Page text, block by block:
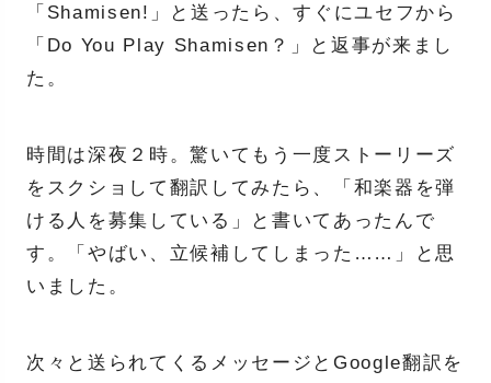
「Shamisen!」と送ったら、すぐにユセフから
「Do You Play Shamisen？」と返事が来まし
た。
時間は深夜２時。驚いてもう一度ストーリーズ
をスクショして翻訳してみたら、「和楽器を弾
ける人を募集している」と書いてあったんで
す。「やばい、立候補してしまった……」と思
いました。
次々と送られてくるメッセージとGoogle翻訳を